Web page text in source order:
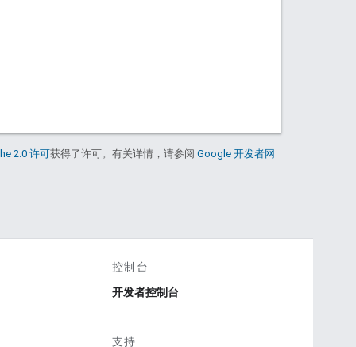
2.0 许可获得了许可。有关详情，请参阅 Google 开发者网
控制台
开发者控制台
支持